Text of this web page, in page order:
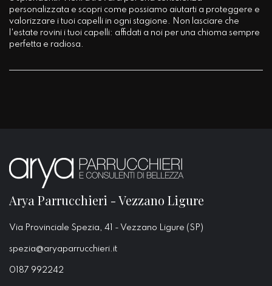
personalizzata e scopri come possiamo aiutarti a proteggere e
valorizzare i tuoi capelli in ogni stagione. Non lasciare che
l'estate rovini i tuoi capelli: affidati a noi per una chioma sempre
perfetta e radiosa.
Arya Parrucchieri - Vezzano Ligure
Via Provinciale Spezia, 41 - Vezzano Ligure (SP)
spezia@aryaparrucchieri.it
0187 992242